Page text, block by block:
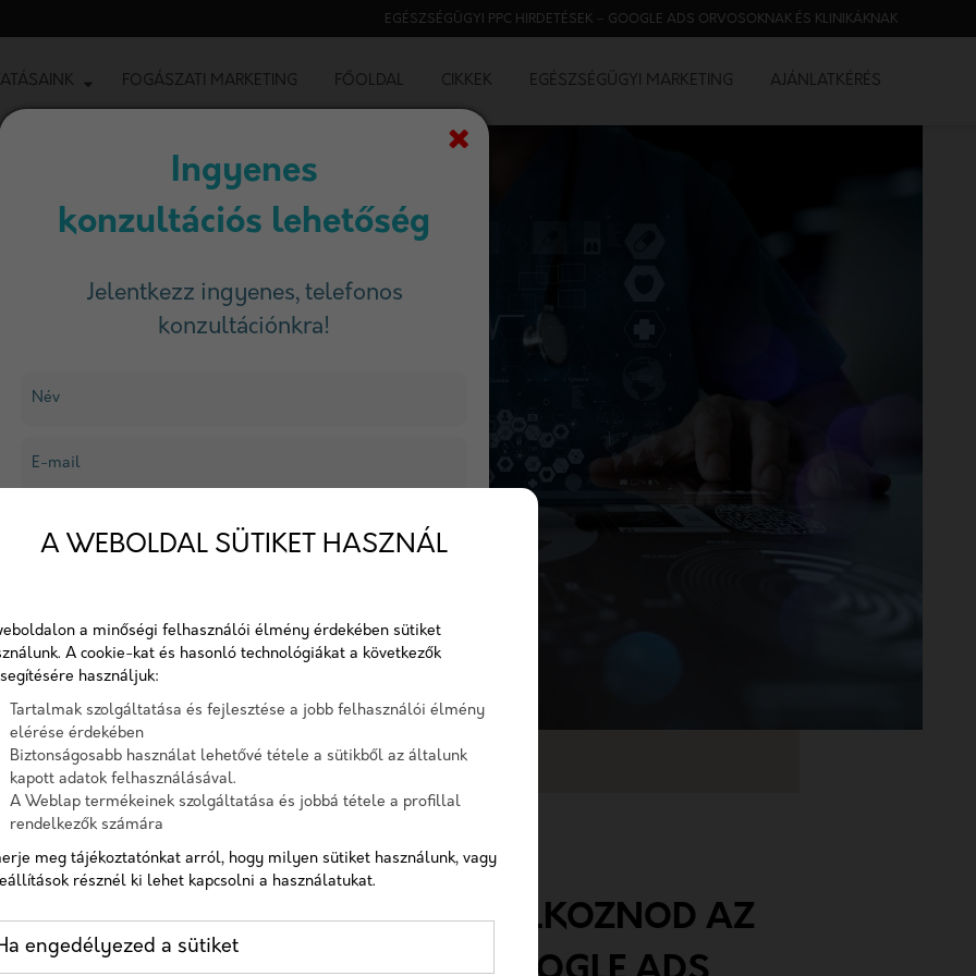
EGÉSZSÉGÜGYI PPC HIRDETÉSEK – GOOGLE ADS ORVOSOKNAK ÉS KLINIKÁKNAK
FOGÁSZATI MARKETING FŐOLDAL CIKKEK EGÉSZSÉGÜGYI MARKETING AJÁNLATKÉRÉS
Ads
Professzorok PPC
szerkesztettük meg. Kettős
mi is az a
ezzel bíztatva őket
kezelésével
vállalkozásoknak,
optimalizálni.
MIÉRT KELL FOGLALKOZNOD AZ
A WEBOLDAL SÜTIKET HASZNÁL
a minőségi felhasználói élmény érdekében sütiket
A cookie-kat és hasonló technológiákat a következők
használjuk:
Tartalmak szolgáltatása és fejlesztése a jobb felhasználói élmény
elérése érdekében
Biztonságosabb használat lehetővé tétele a sütikből az általunk
kapott adatok felhasználásával.
A Weblap termékeinek szolgáltatása és jobbá tétele a profillal
rendelkezők számára
meg tájékoztatónkat arról, hogy milyen sütiket használunk, vagy
résznél ki lehet kapcsolni a használatukat.
engedélyezed a sütiket
Ingyenes
konzultációs lehetőség
Jelentkezz ingyenes, telefonos
konzultációnkra!
Név
E-mail
Telefon
A checkbox pipálásával - az Általános Adatvédelmi
cikk rendelkezése alapján - hozzájárulok, hogy az adatkezelő
a most megadott személyes adataimat a GDPR, továbbá a
saját adatkezelési tájékoztat
Hozzájárulok, hogy a weboldal kapcsolatfelvétel céljából
Nem vagyok robot!
Kapcsolatfelvétel